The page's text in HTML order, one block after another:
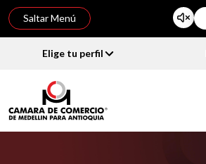
Saltar Menú
Elige tu perfil